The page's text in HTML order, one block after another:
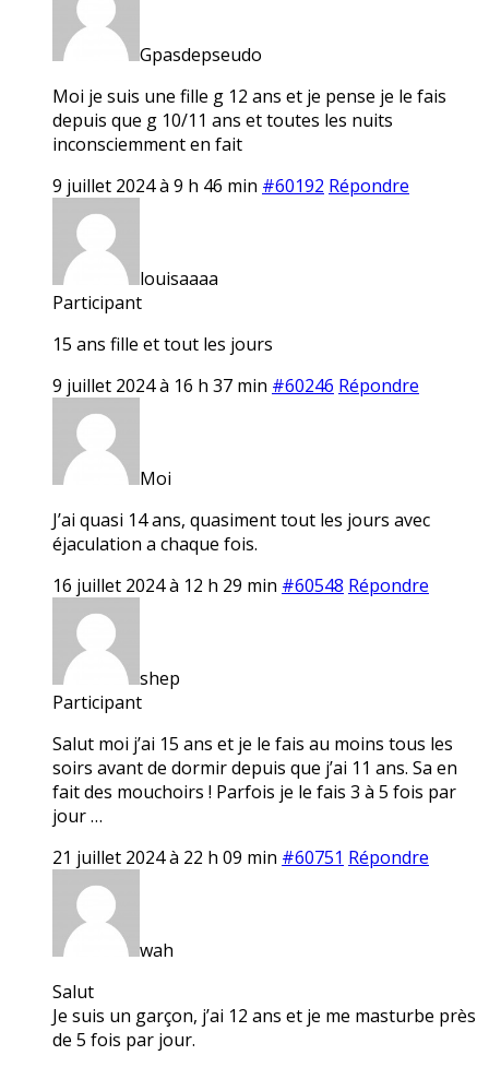
Gpasdepseudo
Moi je suis une fille g 12 ans et je pense je le fais
depuis que g 10/11 ans et toutes les nuits
inconsciemment en fait
9 juillet 2024 à 9 h 46 min #60192 Répondre
louisaaaa
Participant
15 ans fille et tout les jours
9 juillet 2024 à 16 h 37 min #60246 Répondre
Moi
J’ai quasi 14 ans, quasiment tout les jours avec
éjaculation a chaque fois.
16 juillet 2024 à 12 h 29 min #60548 Répondre
shep
Participant
Salut moi j’ai 15 ans et je le fais au moins tous les
soirs avant de dormir depuis que j’ai 11 ans. Sa en
fait des mouchoirs ! Parfois je le fais 3 à 5 fois par
jour …
21 juillet 2024 à 22 h 09 min #60751 Répondre
wah
Salut
Je suis un garçon, j’ai 12 ans et je me masturbe près
de 5 fois par jour.